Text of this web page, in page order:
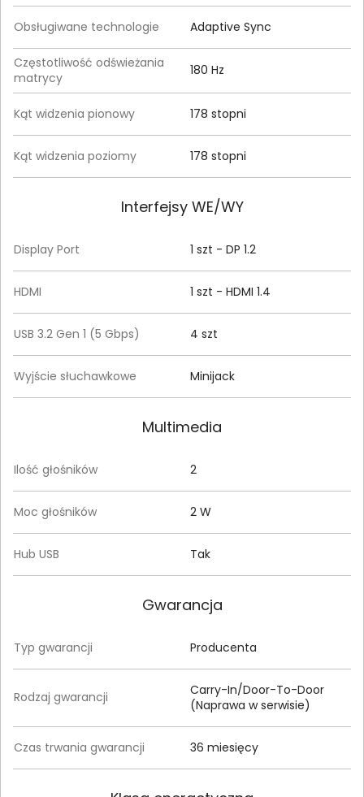
Obsługiwane technologie Adaptive Sync
Częstotliwość odświeżania
matrycy
180 Hz
Kąt widzenia pionowy 178 stopni
Kąt widzenia poziomy 178 stopni
Interfejsy WE/WY
Display Port 1 szt - DP 1.2
HDMI 1 szt - HDMI 1.4
USB 3.2 Gen 1 (5 Gbps) 4 szt
Wyjście słuchawkowe Minijack
Multimedia
Ilość głośników 2
Moc głośników 2 W
Hub USB Tak
Gwarancja
Typ gwarancji Producenta
Rodzaj gwarancji
Carry-In/Door-To-Door
(Naprawa w serwisie)
Czas trwania gwarancji 36 miesięcy